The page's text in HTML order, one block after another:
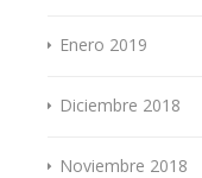
Enero 2019
Diciembre 2018
Noviembre 2018